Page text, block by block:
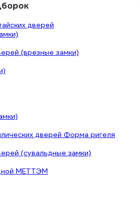
дверей
(врезные замки)
дверей Форма ригеля
(сувальдные замки)
МЕТТЭМ